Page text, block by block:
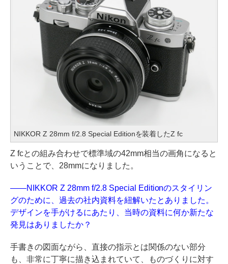
NIKKOR Z 28mm f/2.8 Special Editionを装着したZ fc
Z fcとの組み合わせで標準域の42mm相当の画角になると
いうことで、28mmになりました。
——NIKKOR Z 28mm f/2.8 Special Editionのスタイリン
グのために、過去の社内資料を紐解いたとありました。
デザインを手がけるにあたり、当時の資料に何か新たな
発見はありましたか？
手書きの図面ながら、直接の指示とは関係のない部分
も、非常に丁寧に描き込まれていて、ものづくりに対す